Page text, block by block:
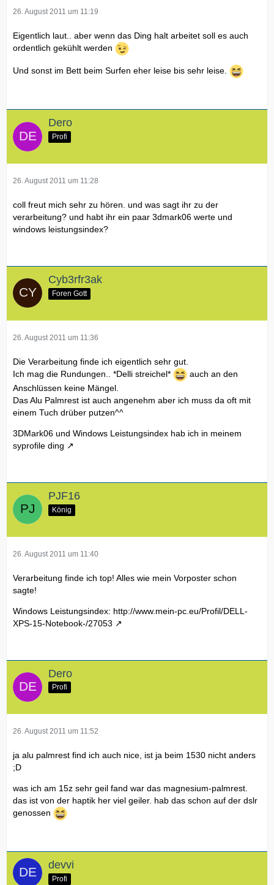
26. August 2011 um 11:19
Eigentlich laut.. aber wenn das Ding halt arbeitet soll es auch
ordentlich gekühlt werden
Und sonst im Bett beim Surfen eher leise bis sehr leise.
Dero
Profi
26. August 2011 um 11:28
coll freut mich sehr zu hören. und was sagt ihr zu der
verarbeitung? und habt ihr ein paar 3dmark06 werte und
windows leistungsindex?
Cyb3rfr3ak
Foren Gott
26. August 2011 um 11:36
Die Verarbeitung finde ich eigentlich sehr gut.
Ich mag die Rundungen.. *Delli streichel*
auch an den
Anschlüssen keine Mängel.
Das Alu Palmrest ist auch angenehm aber ich muss da oft mit
einem Tuch drüber putzen^^
3DMark06 und Windows Leistungsindex hab ich in meinem
syprofile ding
PJF16
König
26. August 2011 um 11:40
Verarbeitung finde ich top! Alles wie mein Vorposter schon
sagte!
Windows Leistungsindex: http://www.mein-pc.eu/Profil/DELL-
XPS-15-Notebook-/27053
Dero
Profi
26. August 2011 um 11:52
ja alu palmrest find ich auch nice, ist ja beim 1530 nicht anders
;D
was ich am 15z sehr geil fand war das magnesium-palmrest.
das ist von der haptik her viel geiler. hab das schon auf der dslr
genossen
devvi
Profi